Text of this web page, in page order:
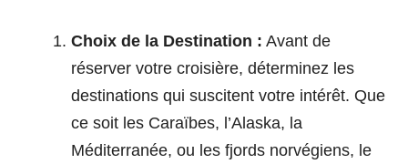
Choix de la Destination : Avant de
réserver votre croisière, déterminez les
destinations qui suscitent votre intérêt. Que
ce soit les Caraïbes, l’Alaska, la
Méditerranée, ou les fjords norvégiens, le